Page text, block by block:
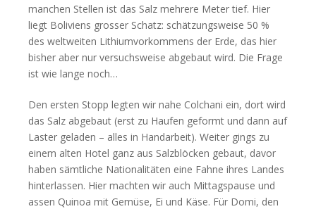
manchen Stellen ist das Salz mehrere Meter tief. Hier
liegt Boliviens grosser Schatz: schätzungsweise 50 %
des weltweiten Lithiumvorkommens der Erde, das hier
bisher aber nur versuchsweise abgebaut wird. Die Frage
ist wie lange noch…
Den ersten Stopp legten wir nahe Colchani ein, dort wird
das Salz abgebaut (erst zu Haufen geformt und dann auf
Laster geladen – alles in Handarbeit). Weiter gings zu
einem alten Hotel ganz aus Salzblöcken gebaut, davor
haben sämtliche Nationalitäten eine Fahne ihres Landes
hinterlassen. Hier machten wir auch Mittagspause und
assen Quinoa mit Gemüse, Ei und Käse. Für Domi, den